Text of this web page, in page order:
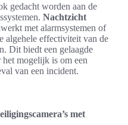
gedacht worden aan de
Nachtzicht
met alarmsystemen of
algehele effectiviteit van de
Dit biedt een gelaagde
mogelijk is om een
van een incident.
met